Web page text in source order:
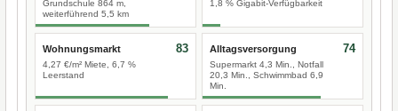
Grundschule 864 m,
weiterführend 5,5 km
1,8 % Gigabit-Verfügbarkeit
Wohnungsmarkt
4,27 €/m² Miete, 6,7 %
Leerstand
83 Alltagsversorgung
Supermarkt 4,3 Min., Notfall
20,3 Min., Schwimmbad 6,9
Min.
74